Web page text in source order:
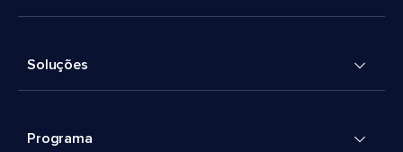
Soluções
Programa